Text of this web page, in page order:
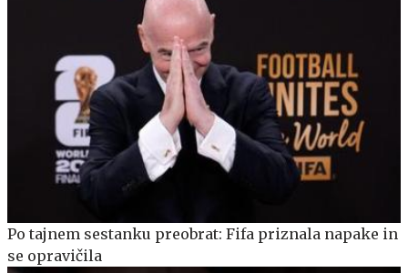
Po tajnem sestanku preobrat: Fifa priznala napake in
se opravičila